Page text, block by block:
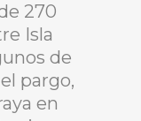
270
Isla
de
pargo,
en